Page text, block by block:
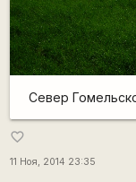
Север
favorite_border
11 Ноя, 2014 23:35